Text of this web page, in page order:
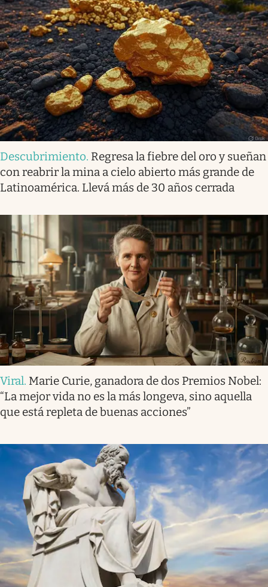
Descubrimiento. Regresa la fiebre del oro y sueñan
con reabrir la mina a cielo abierto más grande de
Latinoamérica. Llevá más de 30 años cerrada
Viral. Marie Curie, ganadora de dos Premios Nobel:
“La mejor vida no es la más longeva, sino aquella
que está repleta de buenas acciones”